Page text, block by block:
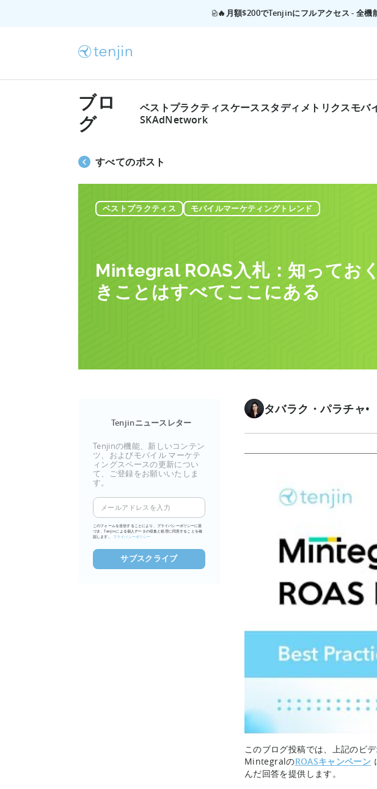
🔥月額$200でTenjinにフルアクセス - 全
ブロ
グ
ベストプラクティスケーススタディメトリクスモバ
SKAdNetwork
すべてのポスト
ベストプラクティス モバイルマーケティングトレンド
Mintegral ROAS入札：知ってお
きことはすべてここにある
Tenjinニュースレター
Tenjinの機能、新しいコンテン
ツ、およびモバイル マーケテ
ィングスペースの更新につい
て、ご登録をお願いいたしま
す。
このフォームを送信することにより、プライバシーポリシーに基
づき、Tenjinによる個人データの収集と処理に同意することを確
認します。 プライバシーポリシー
タバラク・パラチャ
このブログ投稿では、上記のビ
MintegralのROASキャンペーン
んだ回答を提供します。